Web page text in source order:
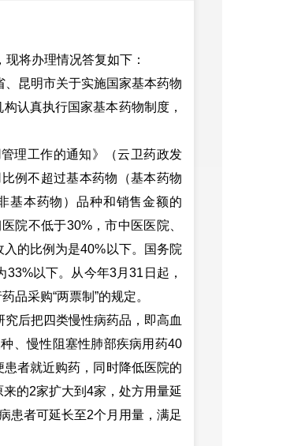
现将办理情况答复如下：
、昆明市关于实施国家基本药物
认真执行国家基本药物制度，
理工作的通知》（云卫药政发
例不超过基本药物（基本药物
基本药物）品种和销售金额的
医院不低于30%，市中医医院、
入的比例为是40% 以下。国务院
33%以下。从今年3月31 日起，
品采购“两票制 ”的规定。
后把四类慢性病药品，即高血
、慢性阻塞性肺部疾病用药40
者就近购药，同时降低医院的
来的2家扩大到 4家，处方用量延
患者可延长至2个月用量，满足